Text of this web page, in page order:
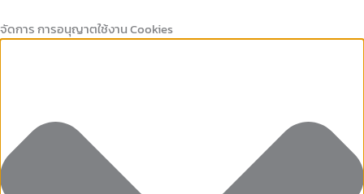
จัดการ การอนุญาตใช้งาน Cookies
ที่
จำเป็น
เก็บ
สถิติ
to